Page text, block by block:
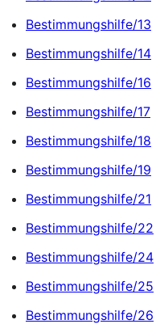
Bestimmungshilfe/13
Bestimmungshilfe/14
Bestimmungshilfe/16
Bestimmungshilfe/17
Bestimmungshilfe/18
Bestimmungshilfe/19
Bestimmungshilfe/21
Bestimmungshilfe/22
Bestimmungshilfe/24
Bestimmungshilfe/25
Bestimmungshilfe/26